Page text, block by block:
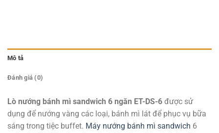
Mô tả
Đánh giá (0)
Lò nướng bánh mì sandwich 6 ngăn ET-DS-6 được sử
dụng để nướng vàng các loại, bánh mì lát để phục vụ bữa
sáng trong tiệc buffet. Máy nướng bánh mì sandwich 6